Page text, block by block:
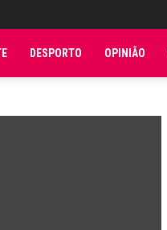
DESPORTO OPINIÃO